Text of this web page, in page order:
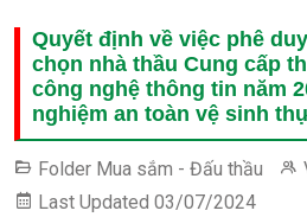
Quyết định về việc phê
chọn nhà thầu Cung cấp
công nghệ thông tin năm
nghiệm an toàn vệ sinh
Folder Mua sắm - Đấu thầu
Last Updated 03/07/2024